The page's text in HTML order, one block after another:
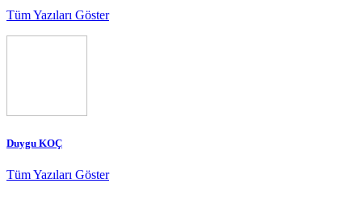
Tüm Yazıları Göster
Duygu KOÇ
Tüm Yazıları Göster